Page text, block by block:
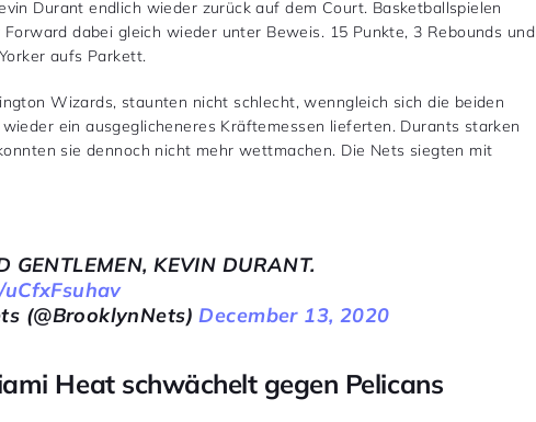
Durant endlich wieder zurück auf dem Court. Basketballspielen
dabei gleich wieder unter Beweis. 15 Punkte, 3 Rebounds und
aufs Parkett.
Wizards, staunten nicht schlecht, wenngleich sich die beiden
ein ausgeglicheneres Kräftemessen lieferten. Durants starken
sie dennoch nicht mehr wettmachen. Die Nets siegten mit
GENTLEMEN, KEVIN DURANT.
(@BrooklynNets)December 13, 2020
Heat schwächelt gegen Pelicans